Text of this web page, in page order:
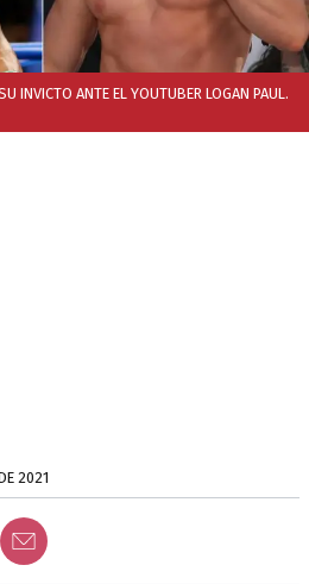
INVICTO ANTE EL YOUTUBER LOGAN PAUL.
2021